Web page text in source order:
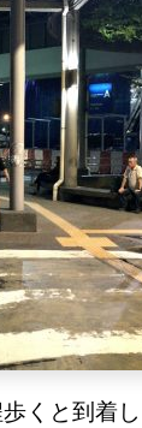
くと到着